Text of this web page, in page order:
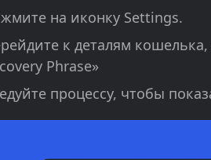
на иконку Settings.
к деталям
Phrase»
процессу, чтобы